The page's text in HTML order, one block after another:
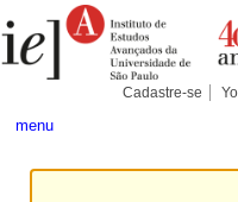
para
conteúdo.
Pessoais
Cadastre-se
menu